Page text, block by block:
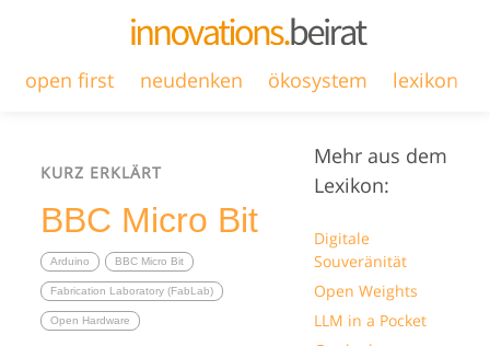
open first neudenken ökosystem lexikon
KURZ ERKLÄRT
BBC Micro Bit
Arduino BBC Micro Bit
Fabrication Laboratory (FabLab)
Open Hardware
Mehr aus dem
Lexikon:
Digitale
Souveränität
Open Weights
LLM in a Pocket